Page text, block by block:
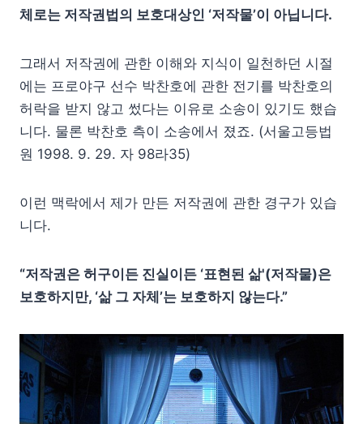
체로는 저작권법의 보호대상인 ‘저작물’이 아닙니다.
그래서 저작권에 관한 이해와 지식이 일천하던 시절
에는 프로야구 선수 박찬호에 관한 전기를 박찬호의
허락을 받지 않고 썼다는 이유로 소송이 있기도 했습
니다. 물론 박찬호 측이 소송에서 졌죠. (서울고등법
원 1998. 9. 29. 자 98라35)
이런 맥락에서 제가 만든 저작권에 관한 경구가 있습
니다.
“저작권은 허구이든 진실이든 ‘표현된 삶'(저작물)은
보호하지만, ‘삶 그 자체’는 보호하지 않는다.”